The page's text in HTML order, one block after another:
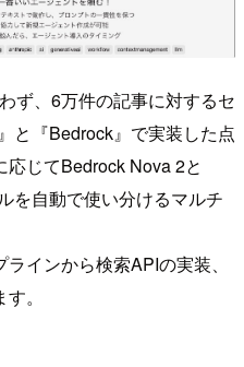
ず、6万件の記事に対するセ
と『Bedrock』で実装した点
じてBedrock Nova 2と
を自動で使い分けるマルチ
インから検索APIの実装、
。